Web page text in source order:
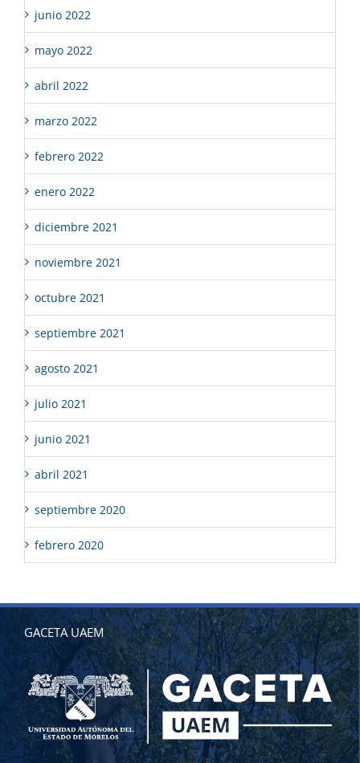
junio 2022
mayo 2022
abril 2022
marzo 2022
febrero 2022
enero 2022
diciembre 2021
noviembre 2021
octubre 2021
septiembre 2021
agosto 2021
julio 2021
junio 2021
abril 2021
septiembre 2020
febrero 2020
GACETA UAEM